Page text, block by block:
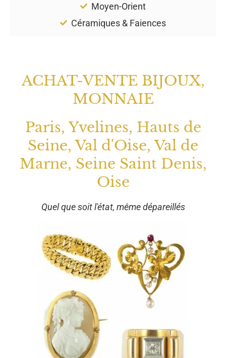
Moyen-Orient
Céramiques & Faiences
ACHAT-VENTE BIJOUX,
MONNAIE
Paris, Yvelines, Hauts de
Seine, Val d'Oise, Val de
Marne, Seine Saint Denis,
Oise
Quel que soit l'état, même dépareillés